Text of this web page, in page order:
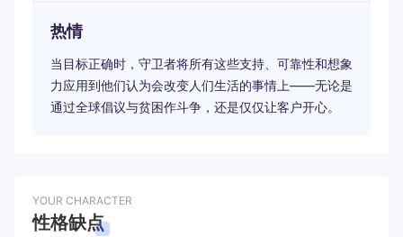
热情
当目标正确时，守卫者将所有这些支持、可靠性和想象
力应用到他们认为会改变人们生活的事情上——无论是
通过全球倡议与贫困作斗争，还是仅仅让客户开心。
YOUR CHARACTER
性格缺点